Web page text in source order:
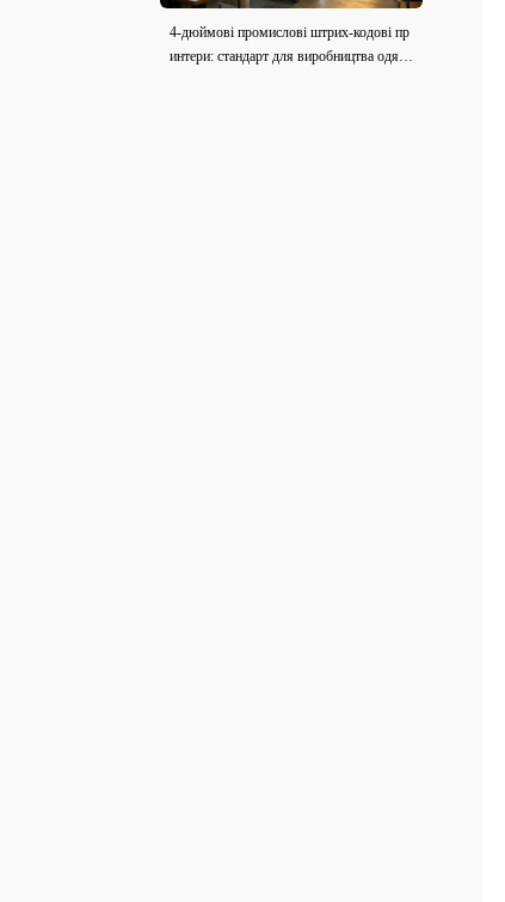
4-дюймові промислові штрих-кодові пр
интери: стандарт для виробництва одягу